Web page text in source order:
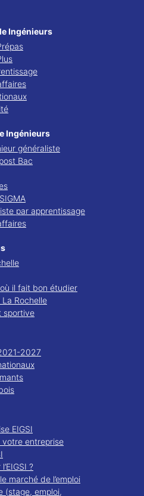
Ingénieurs
Ingénieurs
généraliste
Bac
par apprentissage
il fait bon étudier
Rochelle
sportive
2027
EIGSI
votre entreprise
?
marché de l’emploi
(stage, emploi,